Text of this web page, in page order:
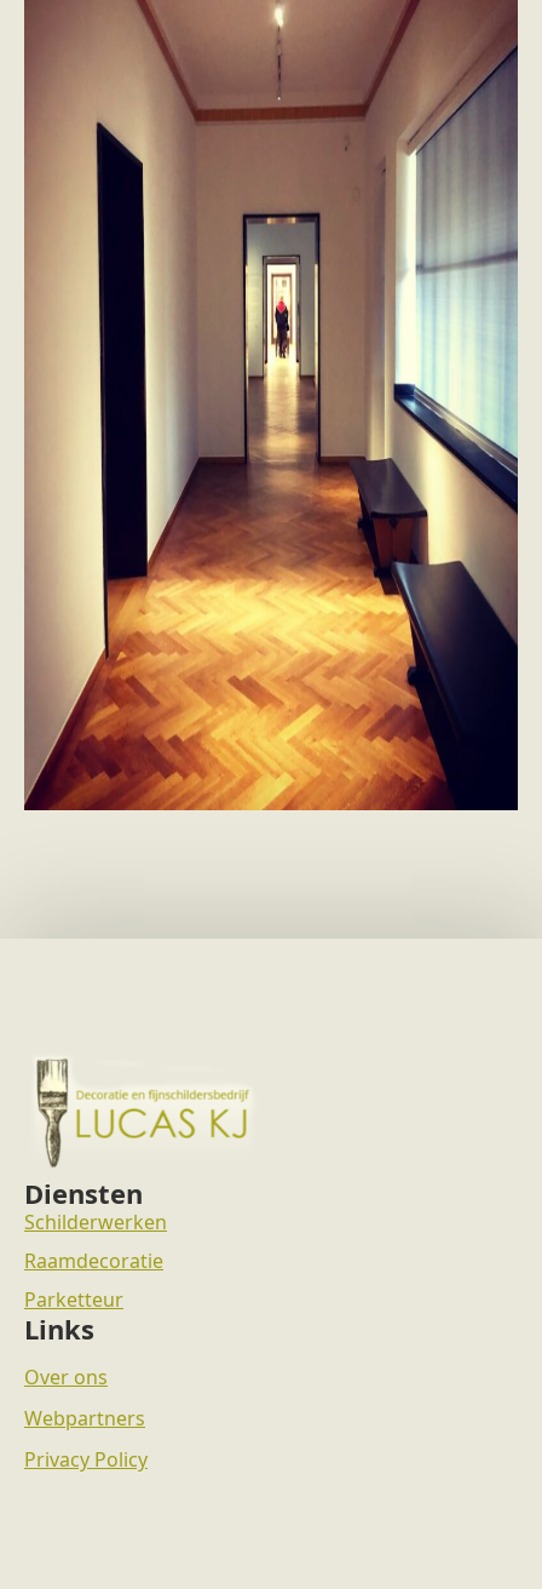
Diensten
Schilderwerken
Raamdecoratie
Parketteur
Links
Over ons
Webpartners
Privacy Policy